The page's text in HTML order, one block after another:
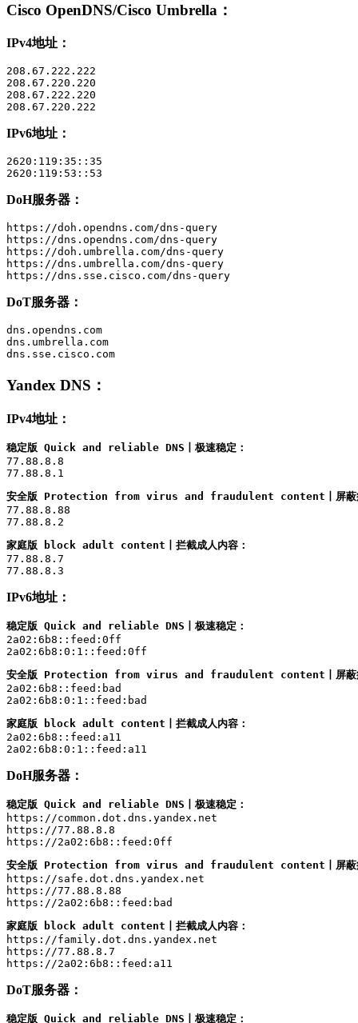
Cisco OpenDNS/Cisco Umbrella ：
IPv4地址：
208.67.222.222
208.67.220.220
208.67.222.220
208.67.220.222
IPv6地址：
2620:119:35::35
2620:119:53::53
DoH服务器：
https://doh.opendns.com/dns-query
https://dns.opendns.com/dns-query
https://doh.umbrella.com/dns-query
https://dns.umbrella.com/dns-query
https://dns.sse.cisco.com/dns-query
DoT服务器：
dns.opendns.com
dns.umbrella.com
dns.sse.cisco.com
Yandex DNS ：
IPv4地址：
稳定版 Quick and reliable DNS丨极速稳定：
77.88.8.8
77.88.8.1
安全版 Protection from virus and fraudulent content丨屏蔽病
77.88.8.88
77.88.8.2
家庭版 block adult content丨拦截成人内容：
77.88.8.7
77.88.8.3
IPv6地址：
稳定版 Quick and reliable DNS丨极速稳定：
2a02:6b8::feed:0ff
2a02:6b8:0:1::feed:0ff
安全版 Protection from virus and fraudulent content丨屏蔽病
2a02:6b8::feed:bad
2a02:6b8:0:1::feed:bad
家庭版 block adult content丨拦截成人内容：
2a02:6b8::feed:a11
2a02:6b8:0:1::feed:a11
DoH服务器：
稳定版 Quick and reliable DNS丨极速稳定：
https://common.dot.dns.yandex.net
https://77.88.8.8
https://2a02:6b8::feed:0ff
安全版 Protection from virus and fraudulent content丨屏蔽病
https://safe.dot.dns.yandex.net
https://77.88.8.88
https://2a02:6b8::feed:bad
家庭版 block adult content丨拦截成人内容：
https://family.dot.dns.yandex.net
https://77.88.8.7
https://2a02:6b8::feed:a11
DoT服务器：
稳定版 Quick and reliable DNS丨极速稳定：